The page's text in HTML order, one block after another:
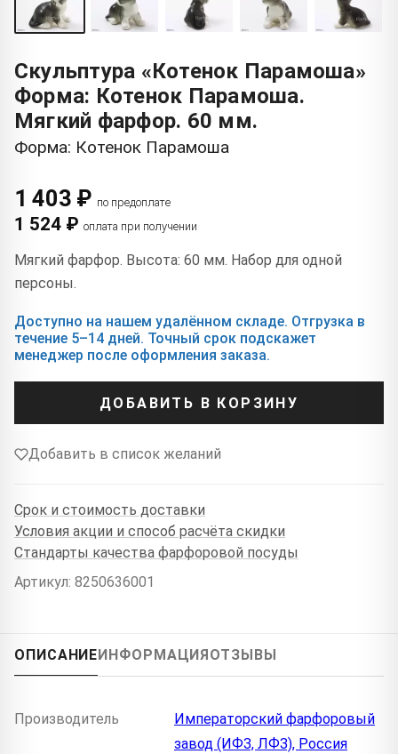
Скульптура «Котенок Парамоша»
Форма: Котенок Парамоша.
Мягкий фарфор. 60 мм.
Форма: Котенок Парамоша
1 403 ₽ по предоплате
1 524 ₽ оплата при получении
Мягкий фарфор. Высота: 60 мм. Набор для одной
персоны.
Доступно на нашем удалённом складе. Отгрузка в
течение 5–14 дней. Точный срок подскажет
менеджер после оформления заказа.
ДОБАВИТЬ В КОРЗИНУ
Добавить в список желаний
Срок и стоимость доставки
Условия акции и способ расчёта скидки
Стандарты качества фарфоровой посуды
Артикул: 8250636001
ОПИСАНИЕ ИНФОРМАЦИЯ ОТЗЫВЫ
Производитель
Императорский фарфоровый
завод (ИФЗ, ЛФЗ), Россия